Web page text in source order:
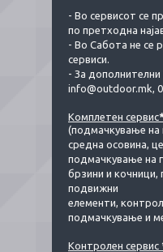
- Во сервисот се
по претходна
- Во Сабота не се
сервиси.
- За
info@outdoor.mk,
Комплетен сервис
(подмачкување на
средна осовина,
подмачкување на
брзини и кочници,
подвижни
елементи,
подмачкување и
Контролен сервис